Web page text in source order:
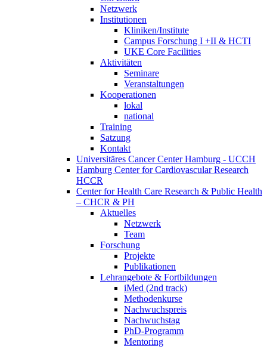
Netzwerk
Institutionen
Kliniken/Institute
Campus Forschung I +II & HCTI
UKE Core Facilities
Aktivitäten
Seminare
Veranstaltungen
Kooperationen
lokal
national
Training
Satzung
Kontakt
Universitäres Cancer Center Hamburg - UCCH
Hamburg Center for Cardiovascular Research
HCCR
Center for Health Care Research & Public Health
– CHCR & PH
Aktuelles
Netzwerk
Team
Forschung
Projekte
Publikationen
Lehrangebote & Fortbildungen
iMed (2nd track)
Methodenkurse
Nachwuchspreis
Nachwuchstag
PhD-Programm
Mentoring